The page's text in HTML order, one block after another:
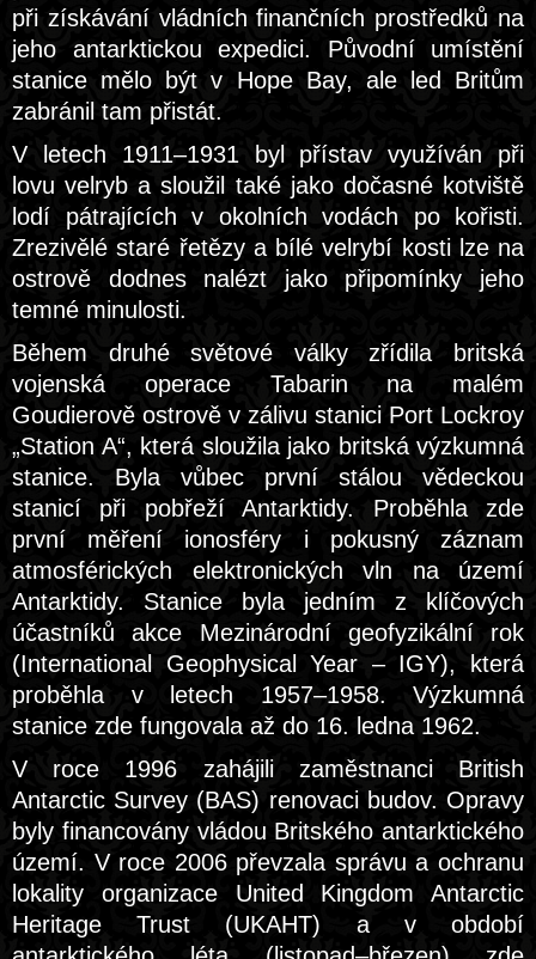
při získávání vládních finančních prostředků na
jeho antarktickou expedici. Původní umístění
stanice mělo být v Hope Bay, ale led Britům
zabránil tam přistát.
V letech 1911–1931 byl přístav využíván při
lovu velryb a sloužil také jako dočasné kotviště
lodí pátrajících v okolních vodách po kořisti.
Zrezivělé staré řetězy a bílé velrybí kosti lze na
ostrově dodnes nalézt jako připomínky jeho
temné minulosti.
Během druhé světové války zřídila britská
vojenská operace Tabarin na malém
Goudierově ostrově v zálivu stanici Port Lockroy
„Station A“, která sloužila jako britská výzkumná
stanice. Byla vůbec první stálou vědeckou
stanicí při pobřeží Antarktidy. Proběhla zde
první měření ionosféry i pokusný záznam
atmosférických elektronických vln na území
Antarktidy. Stanice byla jedním z klíčových
účastníků akce Mezinárodní geofyzikální rok
(International Geophysical Year – IGY), která
proběhla v letech 1957–1958. Výzkumná
stanice zde fungovala až do 16. ledna 1962.
V roce 1996 zahájili zaměstnanci British
Antarctic Survey (BAS) renovaci budov. Opravy
byly financovány vládou Britského antarktického
území. V roce 2006 převzala správu a ochranu
lokality organizace United Kingdom Antarctic
Heritage Trust (UKAHT) a v období